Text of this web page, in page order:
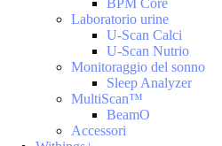
BPM Core
Laboratorio urine
U-Scan Calci
U-Scan Nutrio
Monitoraggio del sonno
Sleep Analyzer
MultiScan™
BeamO
Accessori